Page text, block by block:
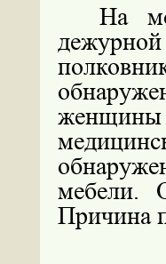
На
женщины
мебели.
Причина